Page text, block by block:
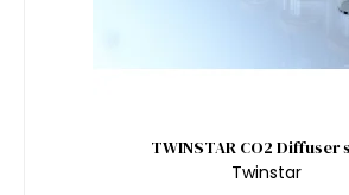
TWINSTAR CO2 Diffuser
Twinstar